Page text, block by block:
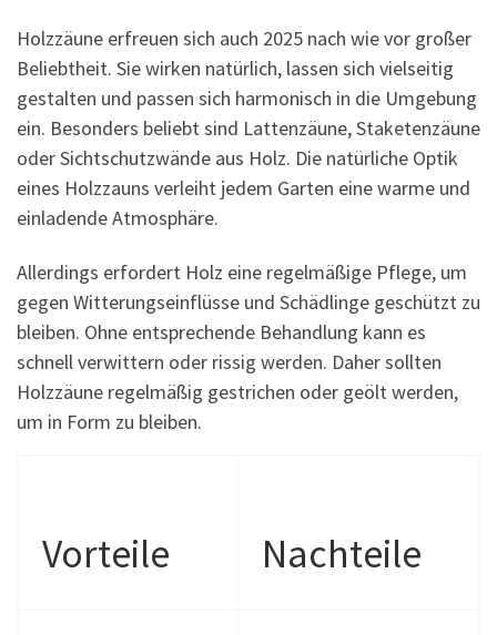
Holzzäune erfreuen sich auch 2025 nach wie vor großer
Beliebtheit. Sie wirken natürlich, lassen sich vielseitig
gestalten und passen sich harmonisch in die Umgebung
ein. Besonders beliebt sind Lattenzäune, Staketenzäune
oder Sichtschutzwände aus Holz. Die natürliche Optik
eines Holzzauns verleiht jedem Garten eine warme und
einladende Atmosphäre.
Allerdings erfordert Holz eine regelmäßige Pflege, um
gegen Witterungseinflüsse und Schädlinge geschützt zu
bleiben. Ohne entsprechende Behandlung kann es
schnell verwittern oder rissig werden. Daher sollten
Holzzäune regelmäßig gestrichen oder geölt werden,
um in Form zu bleiben.
Vorteile Nachteile